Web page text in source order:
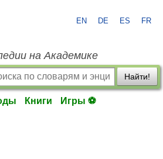
EN DE ES FR
на Академике
Найти!
Книги Игры ⚽